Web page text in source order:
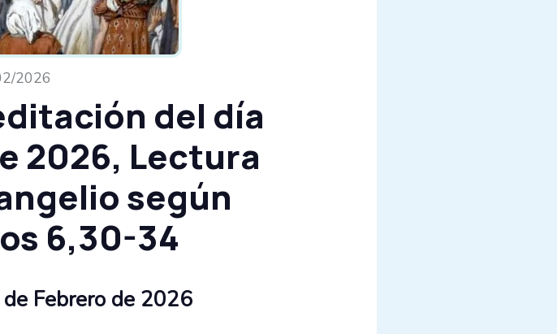
2026
del día
2026, Lectura
según
6,30-34
Febrero de 2026